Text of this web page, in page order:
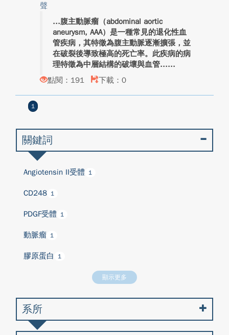
聲
腹主動脈瘤（abdominal aortic
aneurysm, AAA）是一種常見的退化性血
管疾病，其特徵為腹主動脈逐漸擴張，並
在破裂後導致極高的死亡率。此疾病的病
理特徵為中層結構的破壞與血管...
點閱：191
下載：0
1
關鍵詞
Angiotensin II受體 1
CD248 1
PDGF受體 1
動脈瘤 1
膠原蛋白 1
顯示更多
系所